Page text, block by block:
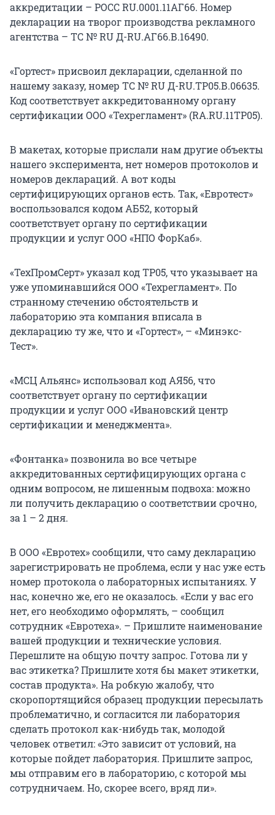
аккредитации – РОСС RU.0001.11АГ66. Номер
декларации на творог производства рекламного
агентства – ТС № RU Д-RU.АГ66.В.16490.
«Гортест» присвоил декларации, сделанной по
нашему заказу, номер ТС № RU Д-RU.ТР05.В.06635.
Код соответствует аккредитованному органу
сертификации ООО «Техрегламент» (RA.RU.11ТР05).
В макетах, которые прислали нам другие объекты
нашего эксперимента, нет номеров протоколов и
номеров деклараций. А вот коды
сертифицирующих органов есть. Так, «Евротест»
воспользовался кодом АБ52, который
соответствует органу по сертификации
продукции и услуг ООО «НПО ФорКаб».
«ТехПромСерт» указал код ТР05, что указывает на
уже упоминавшийся ООО «Техрегламент». По
странному стечению обстоятельств и
лабораторию эта компания вписала в
декларацию ту же, что и «Гортест», – «Минэкс-
Тест».
«МСЦ Альянс» использовал код АЯ56, что
соответствует органу по сертификации
продукции и услуг ООО «Ивановский центр
сертификации и менеджмента».
«Фонтанка» позвонила во все четыре
аккредитованных сертифицирующих органа с
одним вопросом, не лишенным подвоха: можно
ли получить декларацию о соответствии срочно,
за 1 – 2 дня.
В ООО «Евротех» сообщили, что саму декларацию
зарегистрировать не проблема, если у нас уже есть
номер протокола о лабораторных испытаниях. У
нас, конечно же, его не оказалось. «Если у вас его
нет, его необходимо оформлять, – сообщил
сотрудник «Евротеха». – Пришлите наименование
вашей продукции и технические условия.
Перешлите на общую почту запрос. Готова ли у
вас этикетка? Пришлите хотя бы макет этикетки,
состав продукта». На робкую жалобу, что
скоропортящийся образец продукции пересылать
проблематично, и согласится ли лаборатория
сделать протокол как-нибудь так, молодой
человек ответил: «Это зависит от условий, на
которые пойдет лаборатория. Пришлите запрос,
мы отправим его в лабораторию, с которой мы
сотрудничаем. Но, скорее всего, вряд ли».